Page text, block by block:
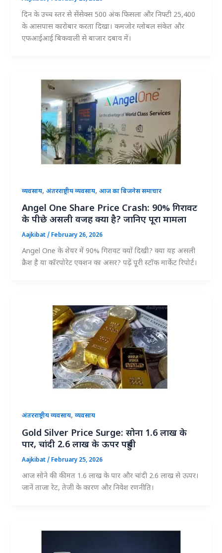
दिन के उच्च स्तर से सेंसेक्स 500 अंक फिसला और निफ्टी 25,400
के आसपास कारोबार करता दिखा। कमजोर ग्लोबल संकेत और
एफआईआई बिकवाली से बाजार दबाव में।
व्यवसाय,अंतरराष्ट्रीय व्यवसाय,आज का बिजनेस समाचार
Angel One Share Price Crash: 90% गिरावट
के पीछे असली वजह क्या है? जानिए पूरा मामला
Aajkibat/ February 26, 2026
Angel One के शेयर में 90% गिरावट क्यों दिखी? क्या यह असली
क्रैश है या कॉरपोरेट एक्शन का असर? पढ़ें पूरी स्टॉक मार्केट रिपोर्ट।
अंतरराष्ट्रीय व्यवसाय,व्यवसाय
Gold Silver Price Surge: सोना 1.6 लाख के
पार, चांदी 2.6 लाख के ऊपर पहुंची
Aajkibat/ February 25, 2026
आज सोने की कीमत 1.6 लाख के पार और चांदी 2.6 लाख से ऊपर।
जानें ताजा रेट, तेजी के कारण और निवेश रणनीति।